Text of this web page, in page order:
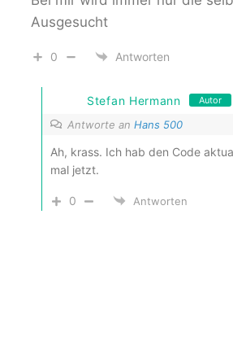
Ausgesucht
0 Antworten
Stefan Hermann Autor
Antworte an Hans 500
Ah, krass. Ich hab den Code
mal jetzt.
0 Antworten